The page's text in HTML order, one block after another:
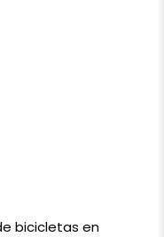
bicicletas en